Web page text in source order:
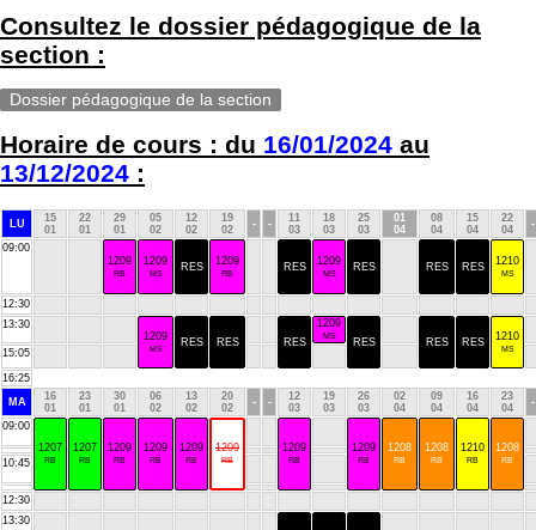
Consultez le dossier pédagogique de la
section :
Dossier pédagogique de la section
Horaire de cours : du 16/01/2024 au
13/12/2024 :
LU
15
01
22
01
29
01
05
02
12
02
19
02
- -
11
03
18
03
25
03
01
04
08
04
15
04
22
04
-
09:00
1209
RB
1209
MS
RES 1209
RB
RES 1209
MS
RES RES RES 1210
MS
12:30
13:30
1209
MS
RES RES RES
1209
MS
RES RES RES 1210
MS
15:05
16:25
MA
16
01
23
01
30
01
06
02
13
02
20
02
- -
12
03
19
03
26
03
02
04
09
04
16
04
23
04
-
09:00
1207
RB
1207
RB
1209
RB
1209
RB
1209
RB
1209
RB
1209
RB
1209
RB
1208
RB
1208
RB
1210
RB
1208
RB
10:45
12:30
13:30